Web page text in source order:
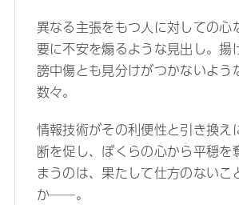
異なる主張をもつ人に対しての心
要に不安を煽るような見出し。揚
謗中傷とも見分けがつかないよう
数々。
情報技術がその利便性と引き換え
断を促し、ぼくらの心から平穏を
まうのは、果たして仕方のないこ
か──。